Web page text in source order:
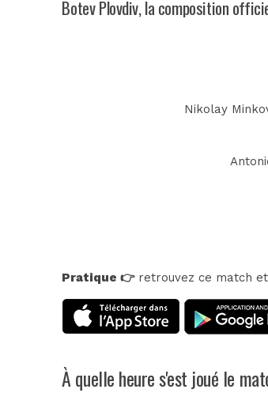
Botev Plovdiv, la composition
Nikolay
Pratique 👉retrouvez ce match et
À quelle heure s'est joué le